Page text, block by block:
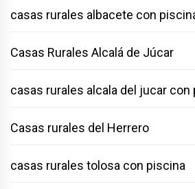
casas rurales albacete con
Casas Rurales Alcalá de Júcar
casas rurales alcala del jucar con
Casas rurales del Herrero
casas rurales tolosa con piscina